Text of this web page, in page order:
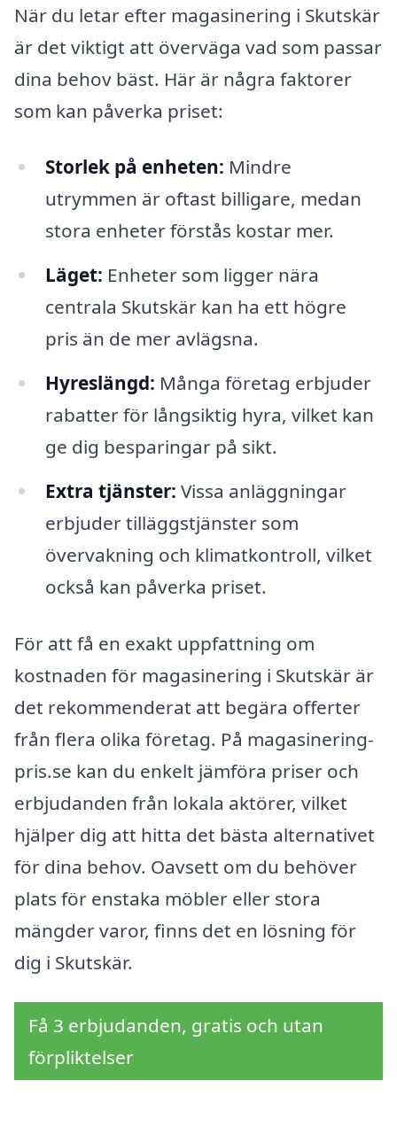
När du letar efter magasinering i Skutskär
är det viktigt att överväga vad som passar
dina behov bäst. Här är några faktorer
som kan påverka priset:
Storlek på enheten: Mindre
utrymmen är oftast billigare, medan
stora enheter förstås kostar mer.
Läget: Enheter som ligger nära
centrala Skutskär kan ha ett högre
pris än de mer avlägsna.
Hyreslängd: Många företag erbjuder
rabatter för långsiktig hyra, vilket kan
ge dig besparingar på sikt.
Extra tjänster: Vissa anläggningar
erbjuder tilläggstjänster som
övervakning och klimatkontroll, vilket
också kan påverka priset.
För att få en exakt uppfattning om
kostnaden för magasinering i Skutskär är
det rekommenderat att begära offerter
från flera olika företag. På magasinering-
pris.se kan du enkelt jämföra priser och
erbjudanden från lokala aktörer, vilket
hjälper dig att hitta det bästa alternativet
för dina behov. Oavsett om du behöver
plats för enstaka möbler eller stora
mängder varor, finns det en lösning för
dig i Skutskär.
Få 3 erbjudanden, gratis och utan
förpliktelser